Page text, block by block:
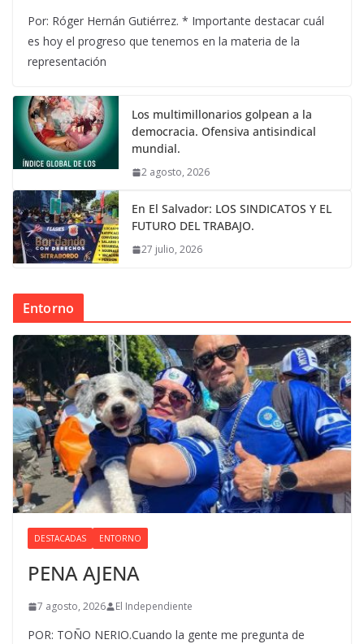
Por: Róger Hernán Gutiérrez. * Importante destacar cuál
es hoy el progreso que tenemos en la materia de la
representación
Los multimillonarios golpean a la
democracia. Ofensiva antisindical
mundial.
2 agosto, 2026
En El Salvador: LOS SINDICATOS Y EL
FUTURO DEL TRABAJO.
27 julio, 2026
Entorno
DESTACADAS ENTORNO
PENA AJENA
7 agosto, 2026 El Independiente
POR: TOÑO NERIO.Cuando la gente me pregunta de